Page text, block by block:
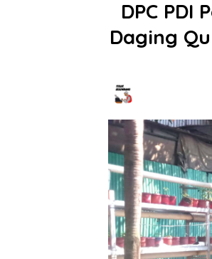
DPC
Daging